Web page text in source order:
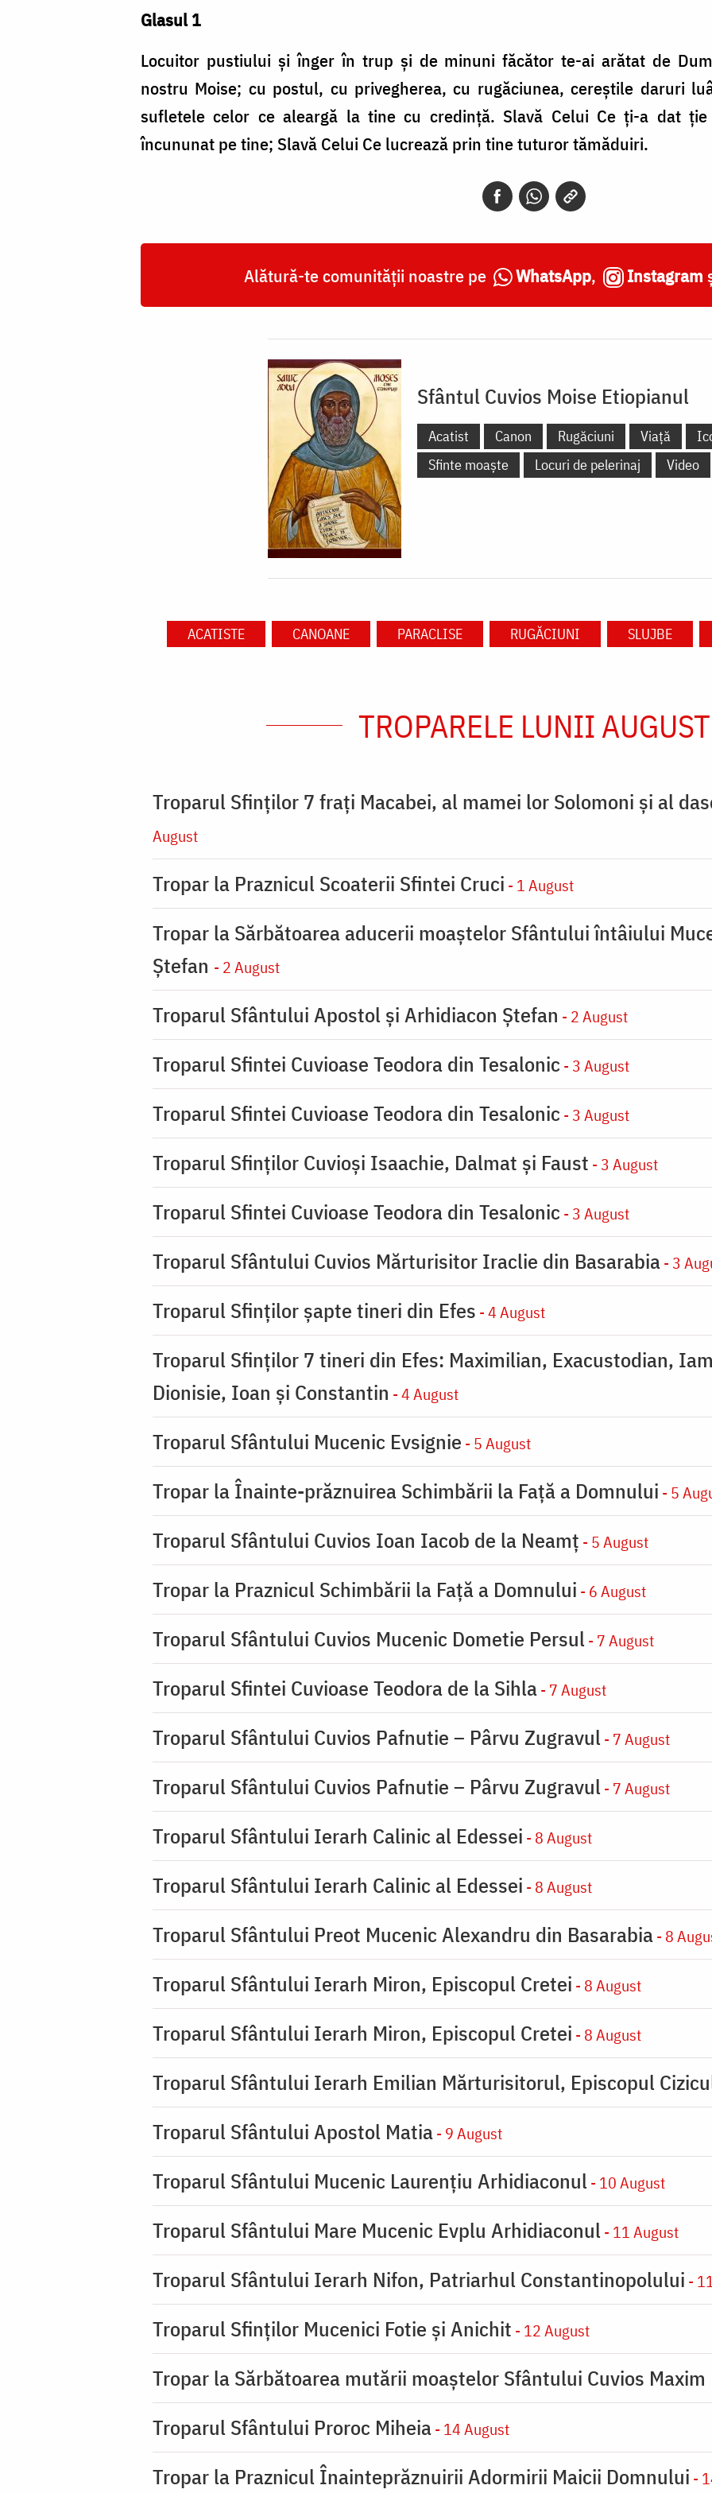
Glasul 1
Locuitor pustiului şi înger în trup şi de minuni făcător te-ai arătat de
nostru Moise; cu postul, cu privegherea, cu rugăciunea, cereştile daruri
sufletele celor ce aleargă la tine cu credinţă. Slavă Celui Ce ţi-a dat
încununat pe tine; Slavă Celui Ce lucrează prin tine tuturor tămăduiri.
Alătură-te comunității noastre pe WhatsApp, Instagram
Sfântul Cuvios Moise Etiopianul
Acatist Canon Rugăciuni Viață
Sfinte moaște
Locuri de pelerinaj Video
ACATISTE CANOANE PARACLISE RUGĂCIUNI SLUJBE
TROPARELE LUNII AUGUST
Troparul Sfinţilor 7 fraţi Macabei, al mamei lor Solomoni şi al
August
Tropar la Praznicul Scoaterii Sfintei Cruci - 1 August
Tropar la Sărbătoarea aducerii moaştelor Sfântului întâiului
Ştefan - 2 August
Troparul Sfântului Apostol și Arhidiacon Ștefan - 2 August
Troparul Sfintei Cuvioase Teodora din Tesalonic - 3 August
Troparul Sfintei Cuvioase Teodora din Tesalonic - 3 August
Troparul Sfinţilor Cuvioşi Isaachie, Dalmat şi Faust - 3 August
Troparul Sfintei Cuvioase Teodora din Tesalonic - 3 August
Troparul Sfântului Cuvios Mărturisitor Iraclie din Basarabia- 3
Troparul Sfinţilor şapte tineri din Efes - 4 August
Troparul Sfinţilor 7 tineri din Efes: Maximilian, Exacustodian,
Dionisie, Ioan şi Constantin - 4 August
Troparul Sfântului Mucenic Evsignie - 5 August
Tropar la Înainte-prăznuirea Schimbării la Faţă a Domnului - 5
Troparul Sfântului Cuvios Ioan Iacob de la Neamț - 5 August
Tropar la Praznicul Schimbării la Faţă a Domnului - 6 August
Troparul Sfântului Cuvios Mucenic Dometie Persul - 7 August
Troparul Sfintei Cuvioase Teodora de la Sihla- 7 August
Troparul Sfântului Cuvios Pafnutie – Pârvu Zugravul - 7 August
Troparul Sfântului Cuvios Pafnutie – Pârvu Zugravul - 7 August
Troparul Sfântului Ierarh Calinic al Edessei - 8 August
Troparul Sfântului Ierarh Calinic al Edessei - 8 August
Troparul Sfântului Preot Mucenic Alexandru din Basarabia- 8
Troparul Sfântului Ierarh Miron, Episcopul Cretei - 8 August
Troparul Sfântului Ierarh Miron, Episcopul Cretei - 8 August
Troparul Sfântului Ierarh Emilian Mărturisitorul, Episcopul
Troparul Sfântului Apostol Matia- 9 August
Troparul Sfântului Mucenic Laurențiu Arhidiaconul - 10 August
Troparul Sfântului Mare Mucenic Evplu Arhidiaconul - 11 August
Troparul Sfântului Ierarh Nifon, Patriarhul Constantinopolului -
Troparul Sfinţilor Mucenici Fotie şi Anichit - 12 August
Tropar la Sărbătoarea mutării moaştelor Sfântului Cuvios
Troparul Sfântului Proroc Miheia- 14 August
Tropar la Praznicul Înainteprăznuirii Adormirii Maicii Domnului -